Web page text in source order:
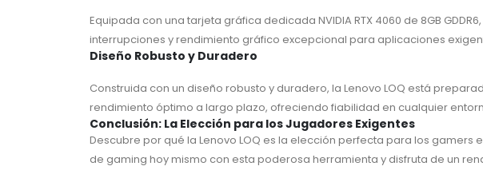
Equipada con una tarjeta gráfica dedicada NVIDIA RTX 4060 de 8GB
interrupciones y rendimiento gráfico excepcional para aplicaciones
Diseño Robusto y Duradero
Construida con un diseño robusto y duradero, la Lenovo LOQ está
rendimiento óptimo a largo plazo, ofreciendo fiabilidad en cualquier
Conclusión: La Elección para los Jugadores Exigentes
Descubre por qué la Lenovo LOQ es la elección perfecta para los
de gaming hoy mismo con esta poderosa herramienta y disfruta de un